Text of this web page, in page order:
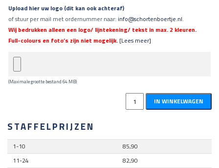
Upload hier uw logo (dit kan ook achteraf)
of stuur per mail met ordernummer naar: info@schortenboertje.nl.
Wij bedrukken alleen een logo/ lijntekening/ tekst in max. 2 kleuren.
Full-colours en foto’s zijn niet mogelijk. [Lees meer]
(Maximale grootte bestand 64 MB)
Denim
schort
X
bretels
(M)
IN WINKELWAGEN
STAFFELPRIJZEN
1-10
85,90
11-24
82,90